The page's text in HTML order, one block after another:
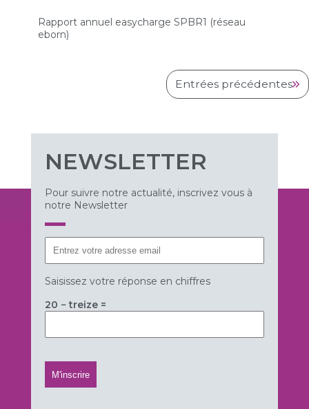
Rapport annuel easycharge SPBR1 (réseau
eborn)
Entrées précédentes
NEWSLETTER
Pour suivre notre actualité, inscrivez vous à
notre Newsletter
Saisissez votre réponse en chiffres
20 − treize =